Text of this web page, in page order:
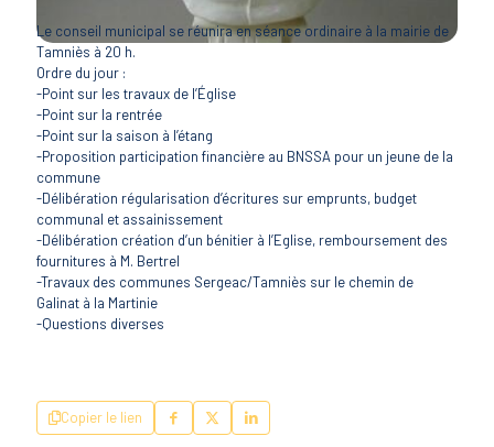
Le conseil municipal se réunira en séance ordinaire à la mairie de
Tamniès à 20 h.
Ordre du jour :
-Point sur les travaux de l’Église
-Point sur la rentrée
-Point sur la saison à l’étang
-Proposition participation financière au BNSSA pour un jeune de la
commune
-Délibération régularisation d’écritures sur emprunts, budget
communal et assainissement
-Délibération création d’un bénitier à l’Eglise, remboursement des
fournitures à M. Bertrel
-Travaux des communes Sergeac/Tamniès sur le chemin de
Galinat à la Martinie
-Questions diverses
Copier le lien